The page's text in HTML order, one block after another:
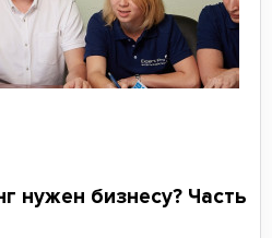
нужен бизнесу? Часть